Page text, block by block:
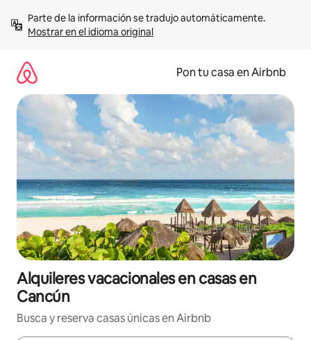
contenidoMostrar en el idioma original
Pon tu casa en Airbnb
Alquileres vacacionales en casas en
Cancún
Busca y reserva casas únicas en Airbnb